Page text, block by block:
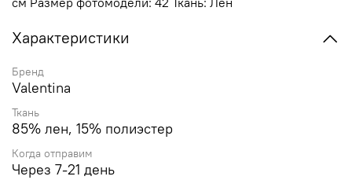
Характеристики
Бренд
Valentina
Ткань
85% лен, 15% полиэстер
Когда отправим
Через 7-21 день